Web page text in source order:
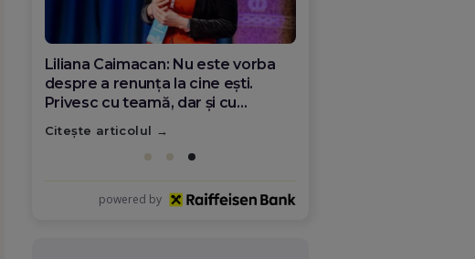
Diana Olar, românca de la Google
care demonstrează că diaspora
poate schimba România
Citește articolul
powered by